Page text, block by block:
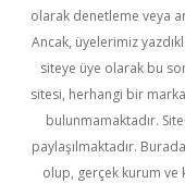
olarak denetleme veya
Ancak, üyelerimiz
siteye üye olarak bu
sitesi, herhangi bir
bulunmamaktadır.
paylaşılmaktadır.
olup, gerçek kurum ve